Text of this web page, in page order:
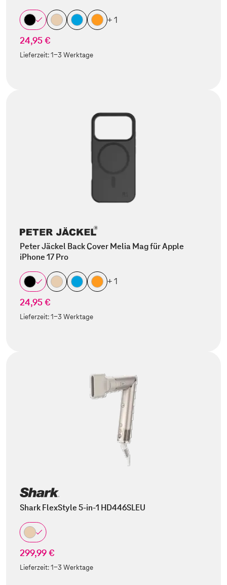
+ 1
24,95 €
Lieferzeit:1-3 Werktage
Peter Jäckel Back Cover Melia Mag für Apple
iPhone 17 Pro
+ 1
24,95 €
Lieferzeit:1-3 Werktage
Shark FlexStyle 5-in-1 HD446SLEU
299,99 €
Lieferzeit:1-3 Werktage